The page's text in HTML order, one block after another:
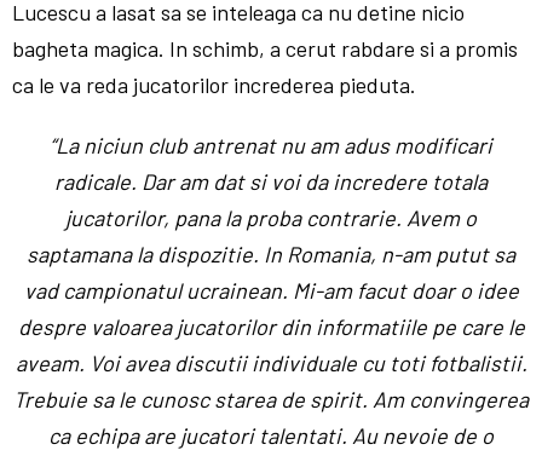
Lucescu a lasat sa se inteleaga ca nu detine nicio
bagheta magica. In schimb, a cerut rabdare si a promis
ca le va reda jucatorilor increderea pieduta.
“La niciun club antrenat nu am adus modificari
radicale. Dar am dat si voi da incredere totala
jucatorilor, pana la proba contrarie. Avem o
saptamana la dispozitie. In Romania, n-am putut sa
vad campionatul ucrainean. Mi-am facut doar o idee
despre valoarea jucatorilor din informatiile pe care le
aveam. Voi avea discutii individuale cu toti fotbalistii.
Trebuie sa le cunosc starea de spirit. Am convingerea
ca echipa are jucatori talentati. Au nevoie de o